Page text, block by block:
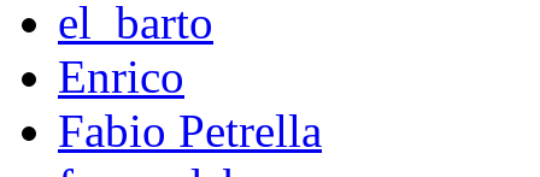
el_barto
Enrico
Fabio Petrella